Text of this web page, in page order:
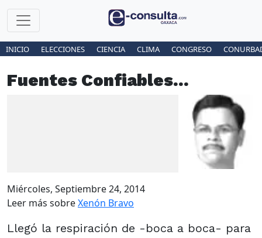
INICIO ELECCIONES CIENCIA CLIMA CONGRESO
Fuentes Confiables...
Miércoles, Septiembre 24, 2014
Leer más sobreXenón Bravo
Llegó la respiración de -boca a boca- para